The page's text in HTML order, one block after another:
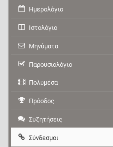
Ημερολόγιο
Ιστολόγιο
Μηνύματα
Παρουσιολόγιο
Πολυμέσα
Πρόοδος
Συζητήσεις
Σύνδεσμοι